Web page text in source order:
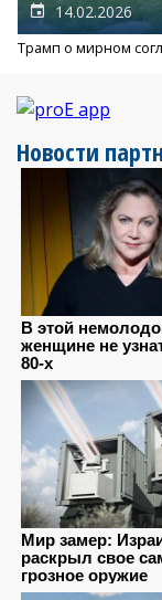
14.02.2026
Трамп о мирном
Новости